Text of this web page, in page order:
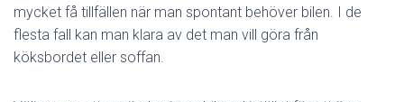
mycket få tillfällen när man spontant behöver bilen. I de
flesta fall kan man klara av det man vill göra från
köksbordet eller soffan.